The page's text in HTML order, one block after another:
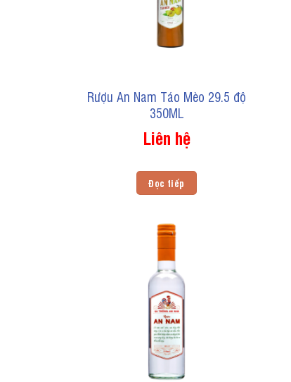
Rượu An Nam Táo Mèo 29.5 độ
350ML
Liên hệ
Đọc tiếp